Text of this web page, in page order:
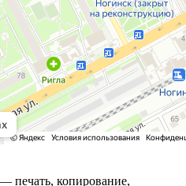
печать, копирование,